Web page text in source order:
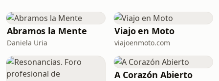
fin de semana en Manzaneda . Javier
Sánchez nos cuentas los motivos que
han llevado a
Abramos la Mente
Daniela Uria
Viajo en Moto
viajoenmoto.com
A Corazón Abierto